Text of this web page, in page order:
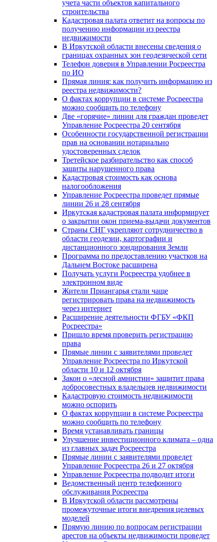
учета части объектов капитального
строительства
Кадастровая палата ответит на вопросы по
получению информации из реестра
недвижимости
В Иркутской области внесены сведения о
границах охранных зон геодезической сети
Телефон доверия в Управлении Росреестра
по ИО
Прямая линия: как получить информацию из
реестра недвижимости?
О фактах коррупции в системе Росреестра
можно сообщить по телефону
Две «горячие» линии для граждан проведет
Управление Росреестра 20 сентября
Особенности государственной регистрации
прав на основании нотариально
удостоверенных сделок
Третейское разбирательство как способ
защиты нарушенного права
Кадастровая стоимость как основа
налогообложения
Управление Росреестра проведет прямые
линии 26 и 28 сентября
Иркутская кадастровая палата информирует
о закрытии окон приема-выдачи документов
Страны СНГ укрепляют сотрудничество в
области геодезии, картографии и
дистанционного зондирования Земли
Программа по предоставлению участков на
Дальнем Востоке расширена
Получать услуги Росреестра удобнее в
электронном виде
Жители Приангарья стали чаще
регистрировать права на недвижимость
через интернет
Расширение деятельности ФГБУ «ФКП
Росреестра»
Пришло время проверить регистрацию
права
Прямые линии с заявителями проведет
Управление Росреестра по Иркутской
области 10 и 12 октября
Закон о «лесной амнистии» защитит права
добросовестных владельцев недвижимости
Кадастровую стоимость недвижимости
можно оспорить
О фактах коррупции в системе Росреестра
можно сообщить по телефону
Время устанавливать границы
Улучшение инвестиционного климата – одна
из главных задач Росреестра
Прямые линии с заявителями проведет
Управление Росреестра 26 и 27 октября
Управление Росреестра подводит итоги
Ведомственный центр телефонного
обслуживания Росреестра
В Иркутской области рассмотрены
промежуточные итоги внедрения целевых
моделей
Прямую линию по вопросам регистрации
арестов на объекты недвижимости проведет